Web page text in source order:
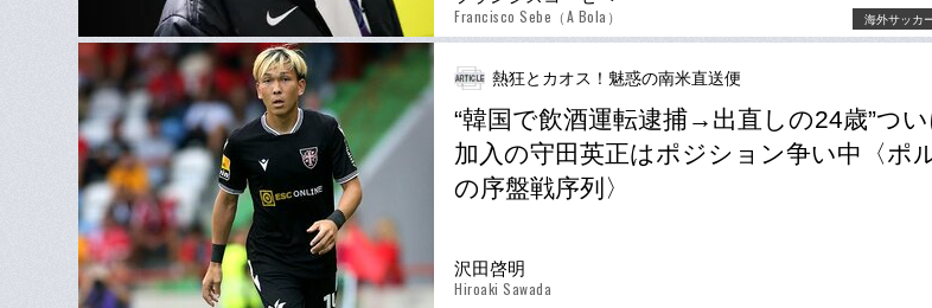
Francisco Sebe（A Bola） 海外サッカ
熱狂とカオス！魅惑の南米直送便
“韓国で飲酒運転逮捕→出直しの24歳”つ
加入の守田英正はポジション争い中〈ポ
の序盤戦序列〉
沢田啓明
Hiroaki Sawada